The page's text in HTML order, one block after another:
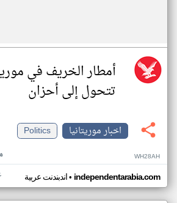
أمطار الخريف في
تتحول إلى أحزان
اخبار موريتانيا
Politics
WH28AH
اندبندنت عربية• independentarabia.com